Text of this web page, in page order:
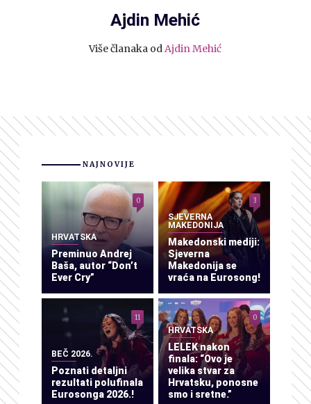
Ajdin Mehić
Više članaka odAjdin Mehić
NAJNOVIJE
HRVATSKA
Preminuo Andrej
Baša, autor “Don’t
Ever Cry”
0
SJEVERNA
MAKEDONIJA
Makedonski mediji:
Sjeverna
Makedonija se
vraća na Eurosong!
3
BEČ 2026.
Poznati detaljni
rezultati polufinala
Eurosonga 2026.!
11
HRVATSKA
LELEK nakon
finala: “Ovo je
velika stvar za
Hrvatsku, ponosne
smo i sretne.”
0